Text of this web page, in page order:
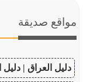
مواقع صديقة
دليل العراق | دليل